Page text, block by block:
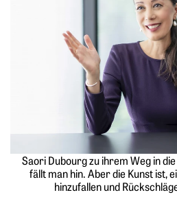
Saori Dubourg zu ihrem Weg in
fällt man hin. Aber die Kunst ist,
hinzufallen und